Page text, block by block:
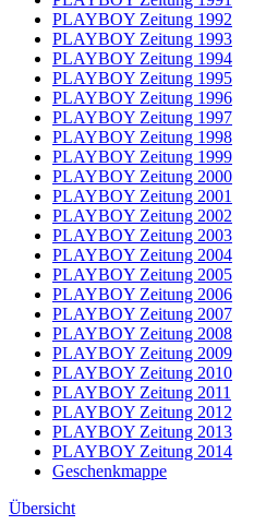
PLAYBOY Zeitung 1992
PLAYBOY Zeitung 1993
PLAYBOY Zeitung 1994
PLAYBOY Zeitung 1995
PLAYBOY Zeitung 1996
PLAYBOY Zeitung 1997
PLAYBOY Zeitung 1998
PLAYBOY Zeitung 1999
PLAYBOY Zeitung 2000
PLAYBOY Zeitung 2001
PLAYBOY Zeitung 2002
PLAYBOY Zeitung 2003
PLAYBOY Zeitung 2004
PLAYBOY Zeitung 2005
PLAYBOY Zeitung 2006
PLAYBOY Zeitung 2007
PLAYBOY Zeitung 2008
PLAYBOY Zeitung 2009
PLAYBOY Zeitung 2010
PLAYBOY Zeitung 2011
PLAYBOY Zeitung 2012
PLAYBOY Zeitung 2013
PLAYBOY Zeitung 2014
Geschenkmappe
Übersicht